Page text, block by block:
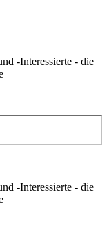
-Interessierte - die
-Interessierte - die